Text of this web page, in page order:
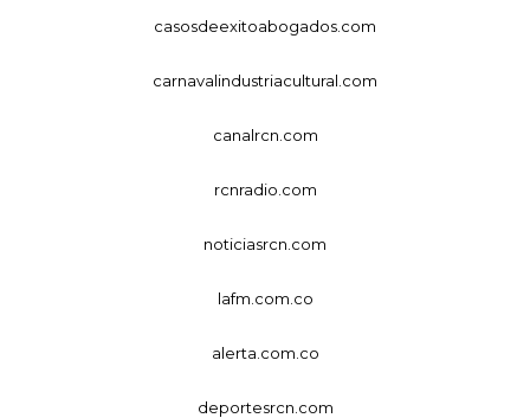
casosdeexitoabogados.com
carnavalindustriacultural.com
canalrcn.com
rcnradio.com
noticiasrcn.com
lafm.com.co
alerta.com.co
deportesrcn.com